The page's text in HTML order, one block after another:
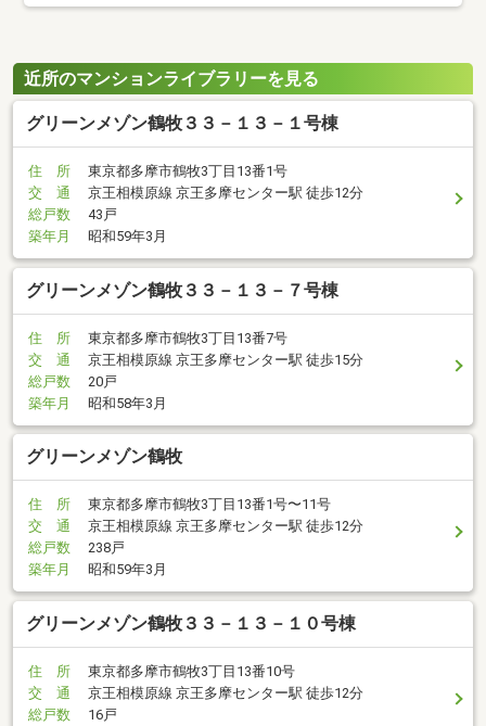
近所のマンションライブラリーを見る
グリーンメゾン鶴牧３３－１３－１号棟
住 所
東京都多摩市鶴牧3丁目13番1号
交 通
京王相模原線 京王多摩センター駅 徒歩12分
総戸数
43戸
築年月
昭和59年3月
グリーンメゾン鶴牧３３－１３－７号棟
住 所
東京都多摩市鶴牧3丁目13番7号
交 通
京王相模原線 京王多摩センター駅 徒歩15分
総戸数
20戸
築年月
昭和58年3月
グリーンメゾン鶴牧
住 所
東京都多摩市鶴牧3丁目13番1号〜11号
交 通
京王相模原線 京王多摩センター駅 徒歩12分
総戸数
238戸
築年月
昭和59年3月
グリーンメゾン鶴牧３３－１３－１０号棟
住 所
東京都多摩市鶴牧3丁目13番10号
交 通
京王相模原線 京王多摩センター駅 徒歩12分
総戸数
16戸